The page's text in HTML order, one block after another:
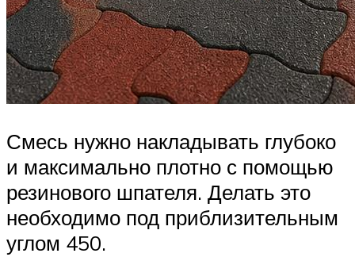
Смесь нужно накладывать глубоко
и максимально плотно с помощью
резинового шпателя. Делать это
необходимо под приблизительным
углом 450.